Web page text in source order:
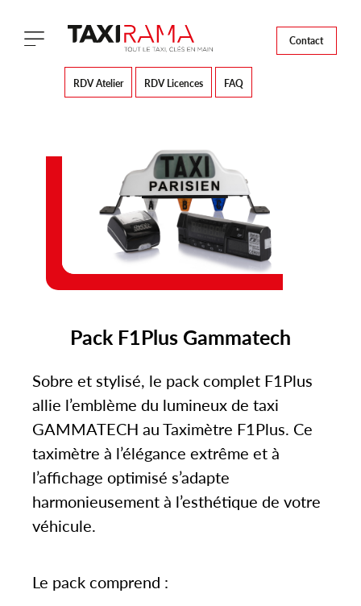
Contact
RDV Atelier RDV Licences FAQ
Pack F1Plus Gammatech
Sobre et stylisé, le pack complet F1Plus
allie l’emblème du lumineux de taxi
GAMMATECH au Taximètre F1Plus. Ce
taximètre à l’élégance extrême et à
l’affichage optimisé s’adapte
harmonieusement à l’esthétique de votre
véhicule.
Le pack comprend :